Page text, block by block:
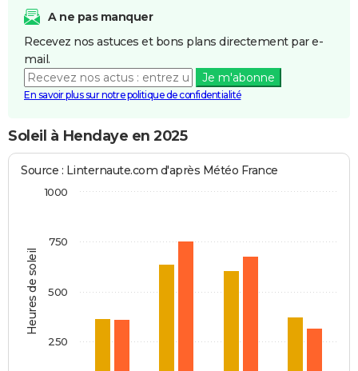
A ne pas manquer
Recevez nos astuces et bons plans directement par e-
mail.
Je m'abonne
En savoir plus sur notre politique de confidentialité
Soleil à Hendaye en 2025
Heures de soleil
Source : Linternaute.com d'après Météo France
250
500
750
1000